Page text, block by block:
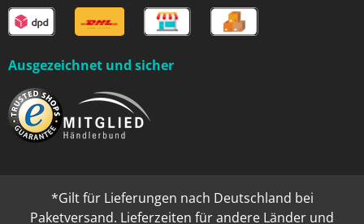
Ausgezeichnet und sicher
*Gilt für Lieferungen nach Deutschland bei
Paketversand. Lieferzeiten für andere Länder und